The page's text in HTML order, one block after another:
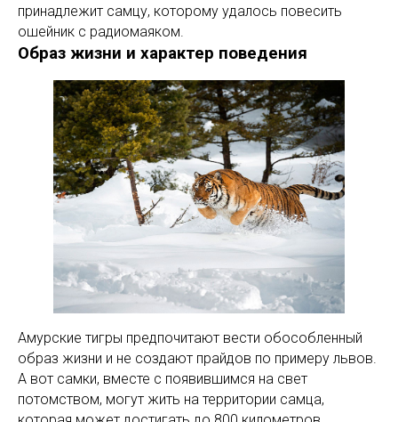
принадлежит самцу, которому удалось повесить
ошейник с радиомаяком.
Образ жизни и характер поведения
Амурские тигры предпочитают вести обособленный
образ жизни и не создают прайдов по примеру львов.
А вот самки, вместе с появившимся на свет
потомством, могут жить на территории самца,